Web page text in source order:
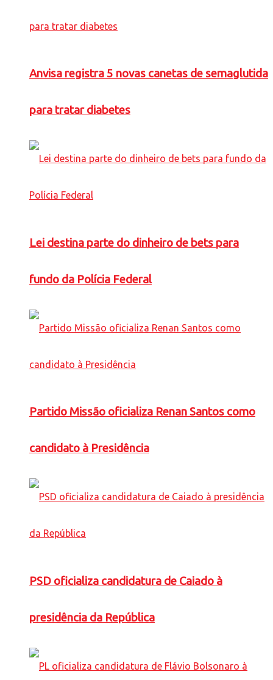
Anvisa registra 5 novas canetas de semaglutida
para tratar diabetes
Lei destina parte do dinheiro de bets para
fundo da Polícia Federal
Partido Missão oficializa Renan Santos como
candidato à Presidência
PSD oficializa candidatura de Caiado à
presidência da República